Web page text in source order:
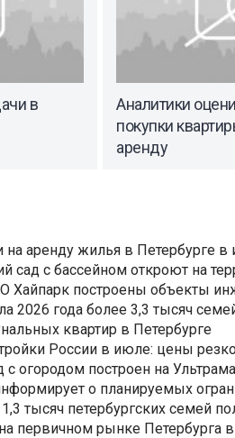
в
Аналитики
покупки
аренду
на аренду жилья в Петербурге
сад с бассейном откроют на
Хайпарк построены объекты
2026 года более 3,3 тысяч
квартир в Петербурге
России в июле: цены
с огородом построен на
о планируемых
тысяч петербургских семей
первичном рынке Петербурга